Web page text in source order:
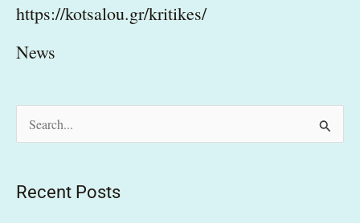
https://kotsalou.gr/kritikes/
News
Recent Posts